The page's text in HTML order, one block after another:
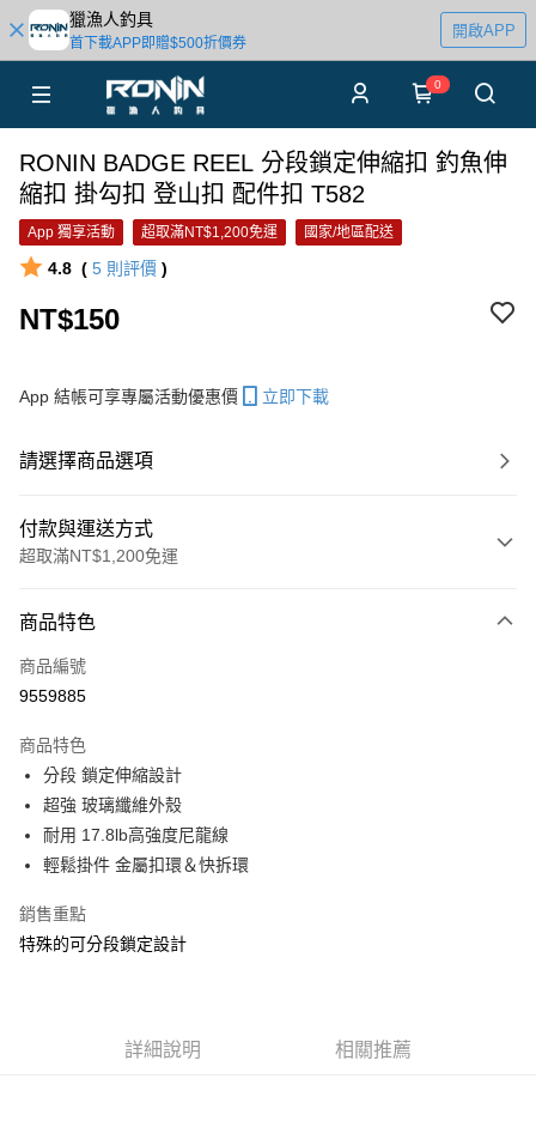
獵漁人釣具
首下載APP即贈$500折價券
開啟APP
0
RONIN BADGE REEL 分段鎖定伸縮扣 釣魚伸
縮扣 掛勾扣 登山扣 配件扣 T582
App 獨享活動 超取滿NT$1,200免運 國家/地區配送
4.8 ( 5 則評價 )
NT$150
App 結帳可享專屬活動優惠價 立即下載
請選擇商品選項
付款與運送方式
超取滿NT$1,200免運
信用卡一次付款
信用卡分期付款
合作金庫商業銀行
華南商業銀行
上海商業儲蓄銀行
國泰世華商業銀行
臺灣中小企業銀行
聯邦商業銀行
元大商業銀行
超商取貨付款
Apple Pay
街口支付
大哥付你分期
2.付款方式選擇「大哥付你分期」，訂單成立後會自動跳轉到大哥付的交易
流程，驗證手機門號後，選擇欲分期的期數、繳款截止日，確認付款後即完
商品特色
商品編號
9559885
商品特色
分段 鎖定伸縮設計
超強 玻璃纖維外殼
耐用 17.8lb高強度尼龍線
輕鬆掛件 金屬扣環＆快拆環
銷售重點
特殊的可分段鎖定設計
詳細說明 相關推薦